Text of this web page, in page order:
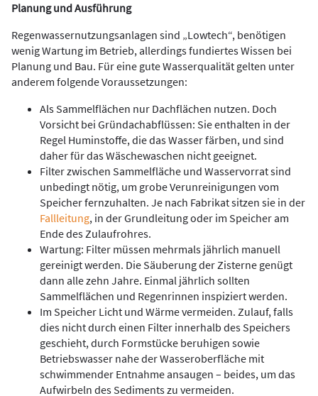
Planung und Ausführung
Regenwassernutzungsanlagen sind „Lowtech“, benötigen
wenig Wartung im Betrieb, allerdings fundiertes Wissen bei
Planung und Bau. Für eine gute Wasserqualität gelten unter
anderem folgende Voraussetzungen:
Als Sammelflächen nur Dachflächen nutzen. Doch
Vorsicht bei Gründachabflüssen: Sie enthalten in der
Regel Huminstoffe, die das Wasser färben, und sind
daher für das Wäschewaschen nicht geeignet.
Filter zwischen Sammelfläche und Wasservorrat sind
unbedingt nötig, um grobe Verunreinigungen vom
Speicher fernzuhalten. Je nach Fabrikat sitzen sie in der
Fallleitung, in der Grundleitung oder im Speicher am
Ende des Zulaufrohres.
Wartung: Filter müssen mehrmals jährlich manuell
gereinigt werden. Die Säuberung der Zisterne genügt
dann alle zehn Jahre. Einmal jährlich sollten
Sammelflächen und Regenrinnen inspiziert werden.
Im Speicher Licht und Wärme vermeiden. Zulauf, falls
dies nicht durch einen Filter innerhalb des Speichers
geschieht, durch Formstücke beruhigen sowie
Betriebswasser nahe der Wasseroberfläche mit
schwimmender Entnahme ansaugen – beides, um das
Aufwirbeln des Sediments zu vermeiden.